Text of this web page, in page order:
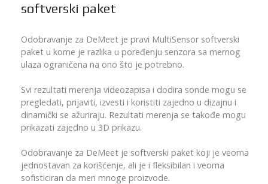
softverski paket
Odobravanje za DeMeet je pravi MultiSensor softverski
paket u kome je razlika u poređenju senzora sa mernog
ulaza ograničena na ono što je potrebno.
Svi rezultati merenja videozapisa i dodira sonde mogu se
pregledati, prijaviti, izvesti i koristiti zajedno u dizajnu i
dinamički se ažuriraju. Rezultati merenja se takođe mogu
prikazati zajedno u 3D prikazu.
Odobravanje za DeMeet je softverski paket koji je veoma
jednostavan za korišćenje, ali je i fleksibilan i veoma
sofisticiran da meri mnoge proizvode.